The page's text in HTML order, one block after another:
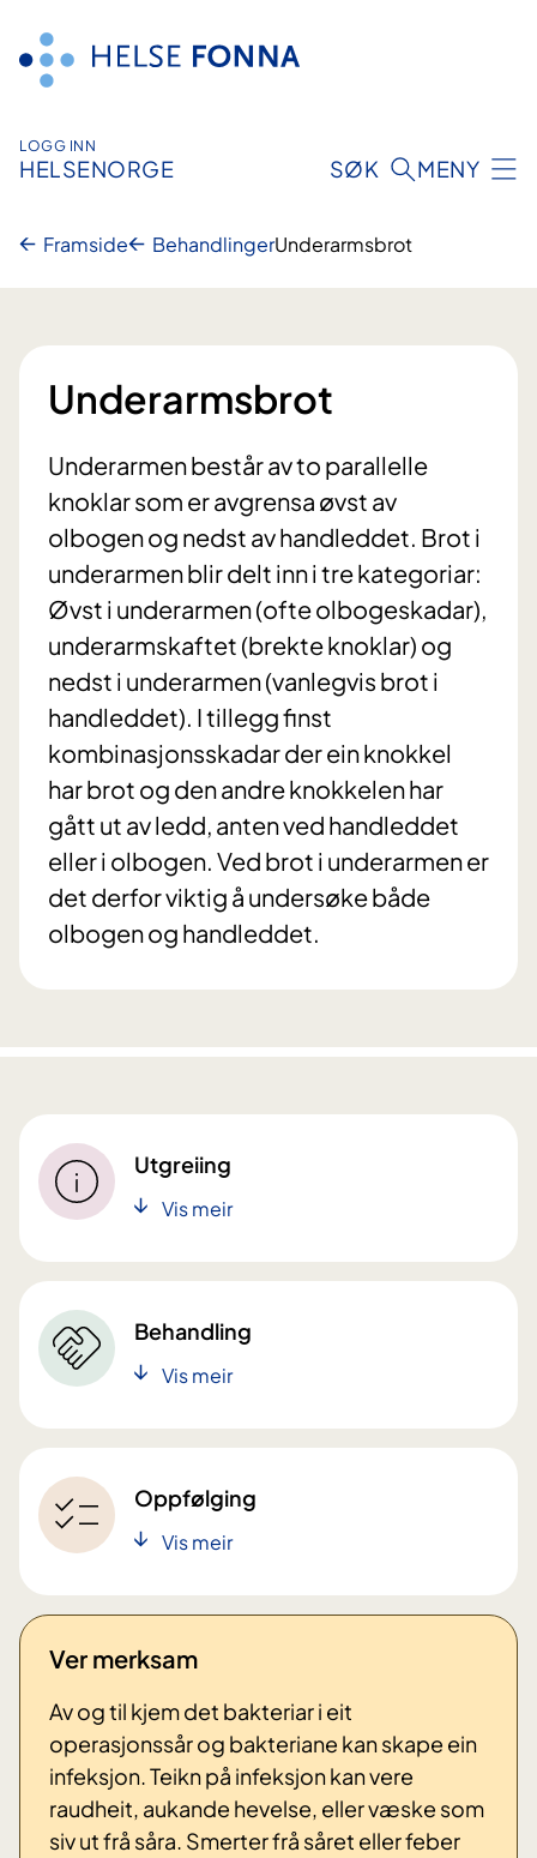
innhald
LOGG INN
HELSENORGE SØK MENY
Framside BehandlingerUnderarmsbrot
Underarmsbrot
Underarmen består av to parallelle
knoklar som er avgrensa øvst av
olbogen og nedst av handleddet. Brot i
underarmen blir delt inn i tre kategoriar:
Øvst i underarmen (ofte olbogeskadar),
underarmskaftet (brekte knoklar) og
nedst i underarmen (vanlegvis brot i
handleddet). I tillegg finst
kombinasjonsskadar der ein knokkel
har brot og den andre knokkelen har
gått ut av ledd, anten ved handleddet
eller i olbogen. Ved brot i underarmen er
det derfor viktig å undersøke både
olbogen og handleddet.
Utgreiing
Vis meir
Behandling
Vis meir
Oppfølging
Vis meir
Ver merksam
Av og til kjem det bakteriar i eit
operasjonssår og bakteriane kan skape ein
infeksjon. Teikn på infeksjon kan vere
raudheit, aukande hevelse, eller væske som
siv ut frå såra. Smerter frå såret eller feber